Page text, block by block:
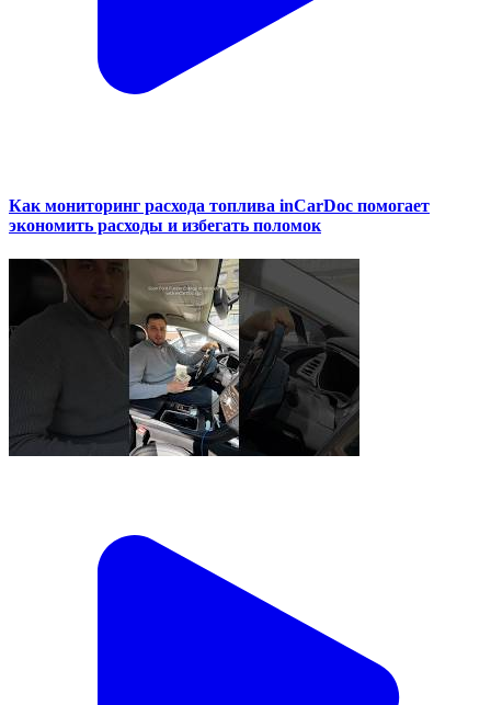
Как мониторинг расхода топлива inCarDoc помогает
экономить расходы и избегать поломок